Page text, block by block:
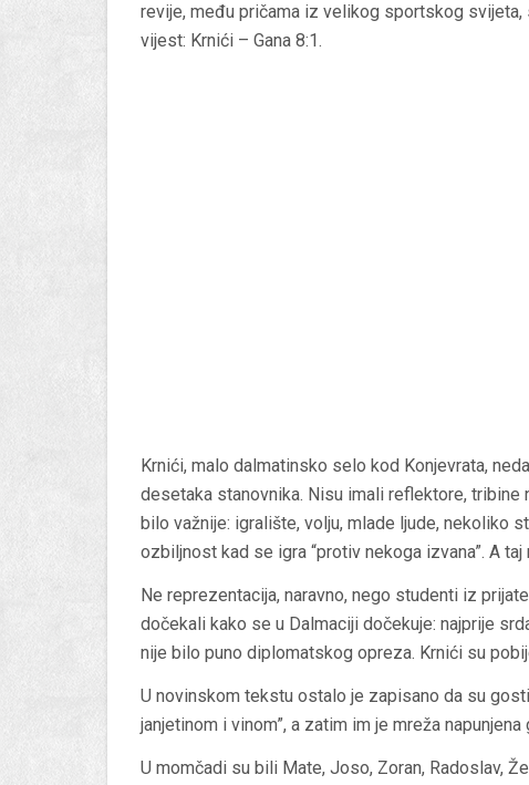
revije, među pričama iz velikog sportskog
vijest: Krnići – Gana 8:1.
Krnići, malo dalmatinsko selo kod Konjevrata,
desetaka stanovnika. Nisu imali reflektore,
bilo važnije: igralište, volju, mlade ljude, nekoliko
ozbiljnost kad se igra “protiv nekoga izvana”. A
Ne reprezentacija, naravno, nego studenti iz
dočekali kako se u Dalmaciji dočekuje: najprije
nije bilo puno diplomatskog opreza. Krnići su
U novinskom tekstu ostalo je zapisano da su
janjetinom i vinom”, a zatim im je mreža napunjena
U momčadi su bili Mate, Joso, Zoran, Radoslav,